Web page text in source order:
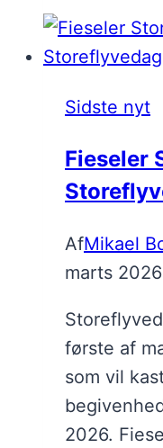
Sidste nyt
Fieseler
AfMikael
marts 2026
første af
som vil
2026.